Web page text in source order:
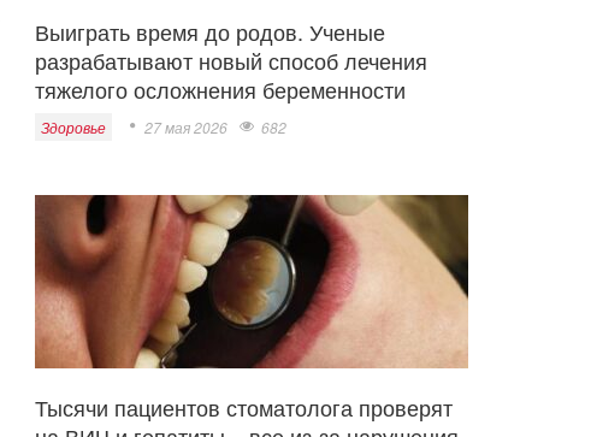
Выиграть время до родов. Ученые
разрабатывают новый способ лечения
тяжелого осложнения беременности
Здоровье 27 мая 2026 682
Тысячи пациентов стоматолога проверят